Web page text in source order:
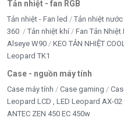
Tản nhiệt - fan RGB
Tản nhiệt - Fan led Tản nhiệt nước
360
Tản nhiệt khí Fan Tản
Alseye W90
KEO TẢN NHIỆT
Leopard TK1
Case - nguồn máy tính
Case máy tính Case gaming
Leopard LCD , LED Leopard AX-02
ANTEC ZEN 450 EC 450w